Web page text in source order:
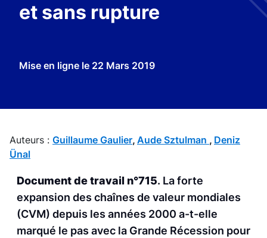
et sans rupture
Mise en ligne le 22 Mars 2019
Auteurs : Guillaume Gaulier, Aude Sztulman , Deniz
Ünal
Document de travail n°715. La forte
expansion des chaînes de valeur mondiales
(CVM) depuis les années 2000 a-t-elle
marqué le pas avec la Grande Récession pour